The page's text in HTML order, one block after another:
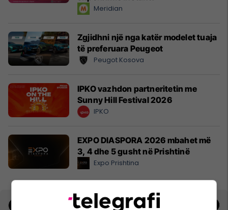
Meridian
Zgjidhni një nga katër modelet tuaja
të preferuara Peugeot
Peugot Kosova
IPKO vazhdon partneritetin me
Sunny Hill Festival 2026
IPKO
EXPO DIASPORA 2026 mbahet më
3, 4 dhe 5 gusht në Prishtinë
Expo Prishtina
Real Estate